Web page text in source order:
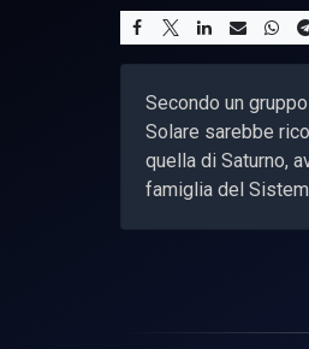
Secondo un
Solare sarebbe
quella di Saturno,
famiglia del